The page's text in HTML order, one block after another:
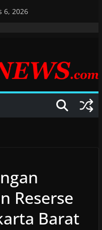
6, 2026
Reserse
Barat